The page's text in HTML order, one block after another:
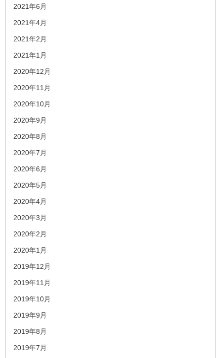
2021年6月
2021年4月
2021年2月
2021年1月
2020年12月
2020年11月
2020年10月
2020年9月
2020年8月
2020年7月
2020年6月
2020年5月
2020年4月
2020年3月
2020年2月
2020年1月
2019年12月
2019年11月
2019年10月
2019年9月
2019年8月
2019年7月